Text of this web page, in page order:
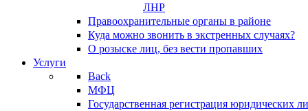
ЛНР
Правоохранительные органы в районе
Куда можно звонить в экстренных случаях?
О розыске лиц, без вести пропавших
Услуги
Back
МФЦ
Государственная регистрация юридических